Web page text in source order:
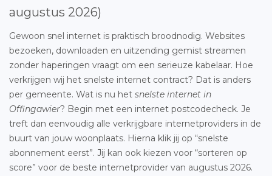
augustus 2026)
Gewoon snel internet is praktisch broodnodig. Websites
bezoeken, downloaden en uitzending gemist streamen
zonder haperingen vraagt om een serieuze kabelaar. Hoe
verkrijgen wij het snelste internet contract? Dat is anders
per gemeente. Wat is nu het snelste internet in
Offingawier? Begin met een internet postcodecheck. Je
treft dan eenvoudig alle verkrijgbare internetproviders in de
buurt van jouw woonplaats. Hierna klik jij op “snelste
abonnement eerst”. Jij kan ook kiezen voor “sorteren op
score” voor de beste internetprovider van augustus 2026.